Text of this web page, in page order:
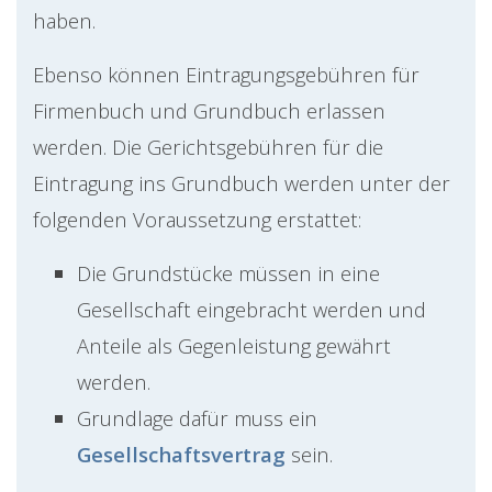
haben.
Ebenso können Eintragungsgebühren für
Firmenbuch und Grundbuch erlassen
werden. Die Gerichtsgebühren für die
Eintragung ins Grundbuch werden unter der
folgenden Voraussetzung erstattet:
Die Grundstücke müssen in eine
Gesellschaft eingebracht werden und
Anteile als Gegenleistung gewährt
werden.
Grundlage dafür muss ein
Gesellschaftsvertrag sein.